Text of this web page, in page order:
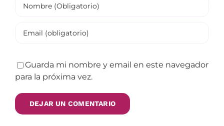
Guarda mi nombre y email en este navegador
para la próxima vez.